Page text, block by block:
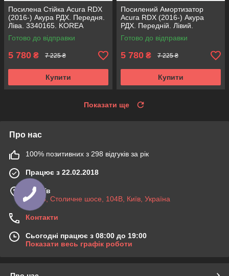
Посилена Стійка Acura RDX
(2016-) Акура РДХ. Передня.
Ліва. 3340165. KOREA
Аксусс!
Готово до відправки
5 780 ₴ 7 225 ₴
Купити
Посилений Амортизатор
Acura RDX (2016-) Акура
РДХ. Передній. Лівий.
3340165. KOREA Аксусс!
Готово до відправки
5 780 ₴ 7 225 ₴
Купити
Показати ще
Про нас
100% позитивних з 298 відгуків за рік
Працює з 22.02.2018
м. Київ
03045, Столичне шосе, 104B, Київ, Україна
Контакти
Сьогодні працює з 08:00 до 19:00
Показати весь графік роботи